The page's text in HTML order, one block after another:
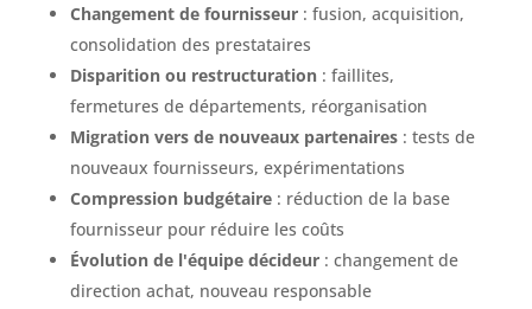
Changement de fournisseur : fusion, acquisition,
consolidation des prestataires
Disparition ou restructuration: faillites,
fermetures de départements, réorganisation
Migration vers de nouveaux partenaires: tests de
nouveaux fournisseurs, expérimentations
Compression budgétaire : réduction de la base
fournisseur pour réduire les coûts
Évolution de l'équipe décideur: changement de
direction achat, nouveau responsable